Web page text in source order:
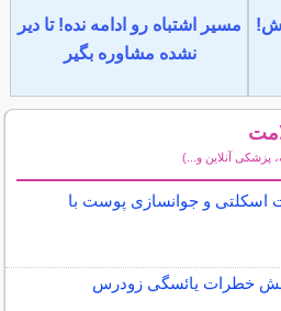
مسیر اشتباه رو ادامه نده! تا دیر
نشده مشاوره بگیر
پزشکی آنلاین و...)
اسکلتی و جوانسازی پوست با
خطرات یائسگی زودرس